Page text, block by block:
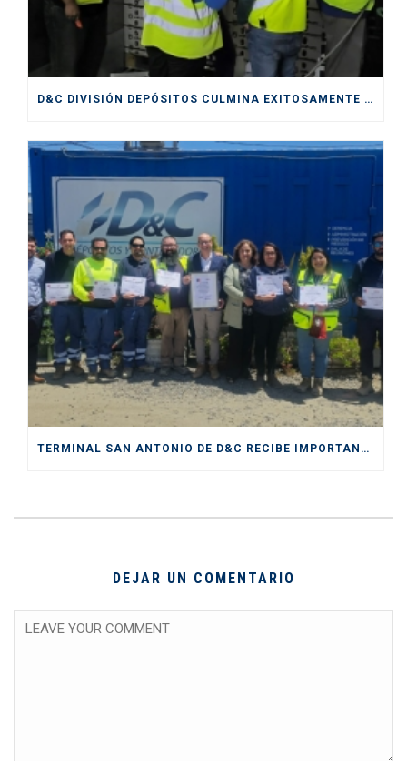
D&C DIVISIÓN DEPÓSITOS CULMINA EXITOSAMENTE SERVICIOS PRESTADOS DURANTE CICLO DE EXPORTACIÓN DE CEREZAS
TERMINAL SAN ANTONIO DE D&C RECIBE IMPORTANTE CERTIFICACIÓN DE SENDA COMO “ESPACIO PREVENTIVO”
DEJAR UN COMENTARIO